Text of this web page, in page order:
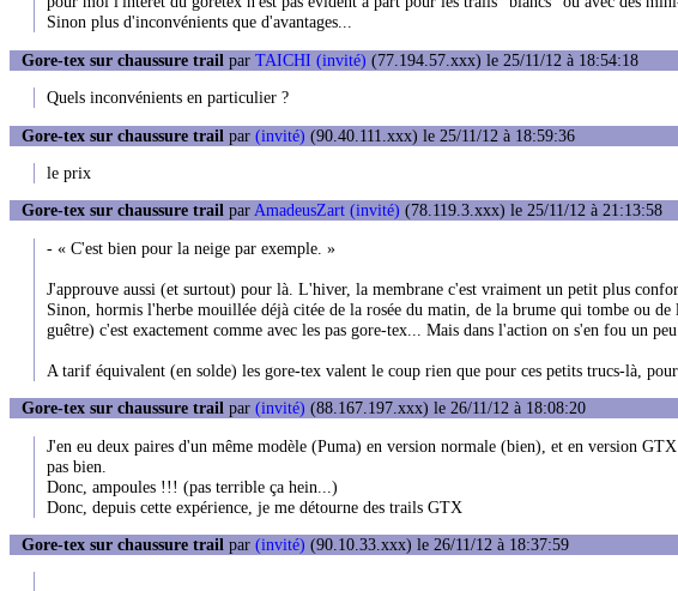
Sinon plus d'inconvénients que d'avantages...
Gore-tex sur chaussure trail par TAICHI (invité) (77.194.57.xxx) le 25/11/12 à 18:54:18
Quels inconvénients en particulier ?
Gore-tex sur chaussure trail par (invité) (90.40.111.xxx) le 25/11/12 à 18:59:36
le prix
Gore-tex sur chaussure trail parAmadeusZart (invité) (78.119.3.xxx) le 25/11/12 à 21:13:58
- « C'est bien pour la neige par exemple. »
J'approuve aussi (et surtout) pour là. L'hiver, la membrane c'est vraiment un petit plus
Sinon, hormis l'herbe mouillée déjà citée de la rosée du matin, de la brume qui tombe ou de
guêtre) c'est exactement comme avec les pas gore-tex... Mais dans l'action on s'en fou un
A tarif équivalent (en solde) les gore-tex valent le coup rien que pour ces petits trucs-là,
Gore-tex sur chaussure trail par (invité) (88.167.197.xxx) le 26/11/12 à 18:08:20
J'en eu deux paires d'un même modèle (Puma) en version normale (bien), et en version
pas bien.
Donc, ampoules !!! (pas terrible ça hein...)
Donc, depuis cette expérience, je me détourne des trails GTX
Gore-tex sur chaussure trail par (invité) (90.10.33.xxx) le 26/11/12 à 18:37:59